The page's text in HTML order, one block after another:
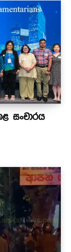
සංචාරය